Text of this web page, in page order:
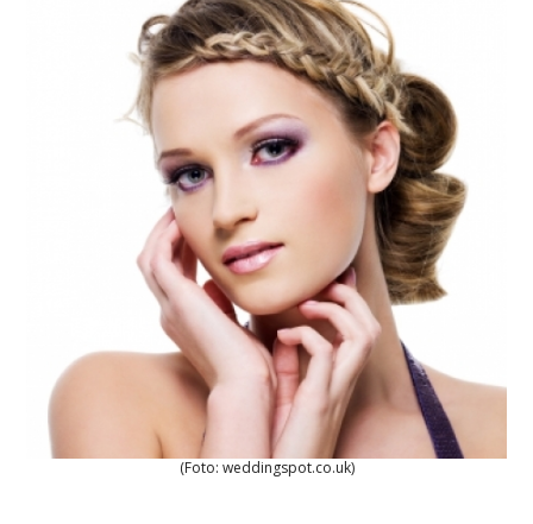
(Foto: weddingspot.co.uk)